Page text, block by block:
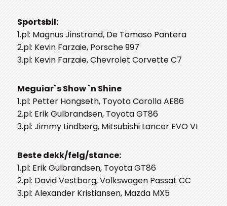
Sportsbil:
1.pl: Magnus Jinstrand, De Tomaso Pantera
2.pl: Kevin Farzaie, Porsche 997
3.pl: Kevin Farzaie, Chevrolet Corvette C7
Meguiar`s Show `n Shine
1.pl: Petter Hongseth, Toyota Corolla AE86
2.pl: Erik Gulbrandsen, Toyota GT86
3.pl: Jimmy Lindberg, Mitsubishi Lancer EVO VI
Beste dekk/felg/stance:
1.pl: Erik Gulbrandsen, Toyota GT86
2.pl: David Vestborg, Volkswagen Passat CC
3.pl: Alexander Kristiansen, Mazda MX5